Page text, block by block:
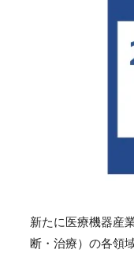
新たに医療機器産
断・治療）の各領